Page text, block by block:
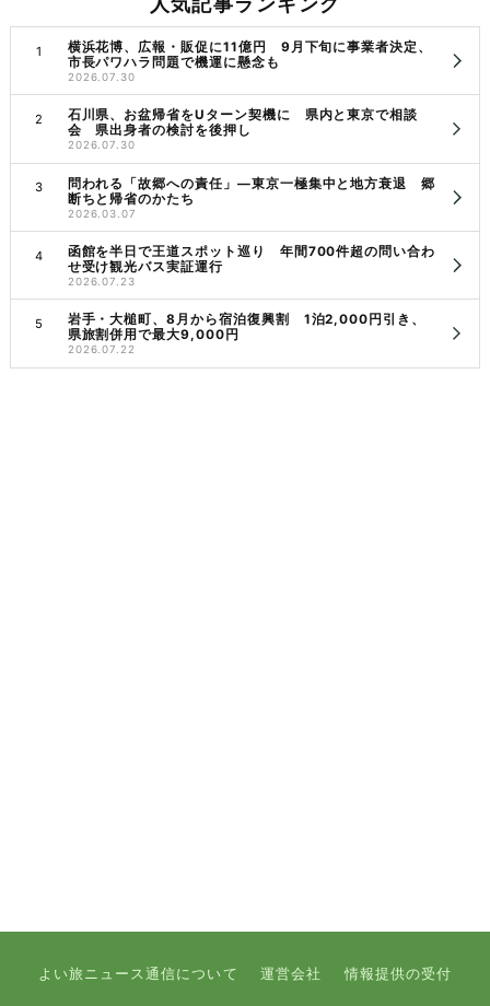
横浜花博、広報・販促に11億円 9月下旬に事業者決定、
市長パワハラ問題で機運に懸念も
2026.07.30
石川県、お盆帰省をUターン契機に 県内と東京で相談
会 県出身者の検討を後押し
2026.07.30
問われる「故郷への責任」―東京一極集中と地方衰退 郷
断ちと帰省のかたち
2026.03.07
函館を半日で王道スポット巡り 年間700件超の問い合わ
せ受け観光バス実証運行
2026.07.23
岩手・大槌町、8月から宿泊復興割 1泊2,000円引き、
県旅割併用で最大9,000円
2026.07.22
よい旅ニュース通信について 運営会社 情報提供の受付